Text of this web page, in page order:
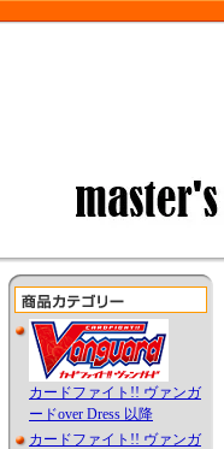
カードファイト!! ヴァンガ
ードover Dress 以降
カードファイト!! ヴァンガ